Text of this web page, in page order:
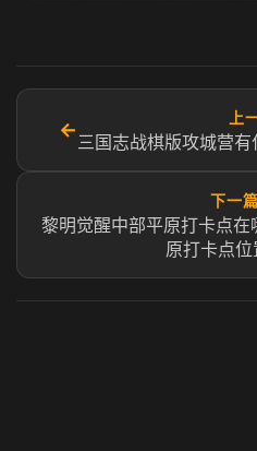
←
上
三国志战棋版攻城营
下一篇
黎明觉醒中部平原打卡点
原打卡点